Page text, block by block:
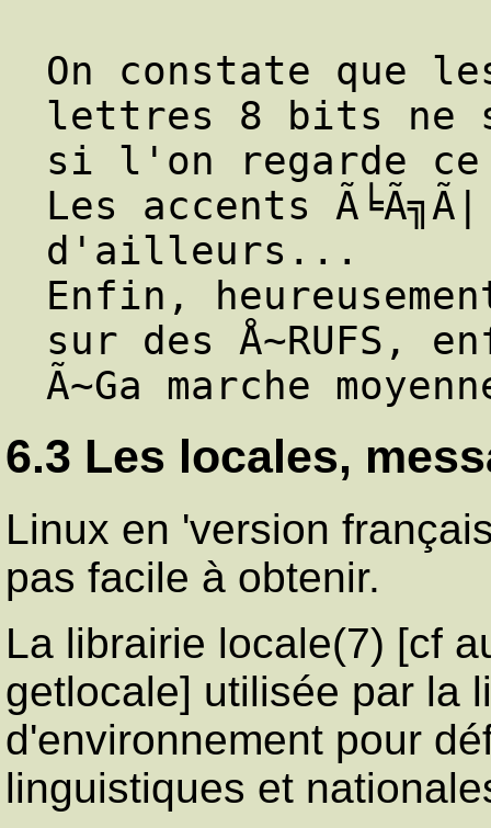
On constate que
lettres 8 bits ne
si l'on regarde
Les accents
d'ailleurs...
Enfin,
sur des Å~RUFS,
6.3 Les locales,
Linux en 'version
pas facile à obtenir.
La librairie locale(7) [cf
getlocale] utilisée par la
d'environnement pour
linguistiques et